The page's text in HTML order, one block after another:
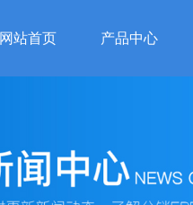
网站首页 产品中心